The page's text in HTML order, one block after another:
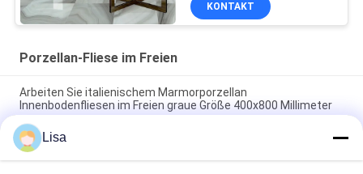
KONTAKT
Porzellan-Fliese im Freien
Arbeiten Sie italienischem Marmorporzellan
Innenbodenfliesen im Freien graue Größe 400x800 Millimeter
um
40*80cm Innenporzellan im Freien deckt die beige haltbare
Marmorierungfarbe mit Ziegeln
Lisa